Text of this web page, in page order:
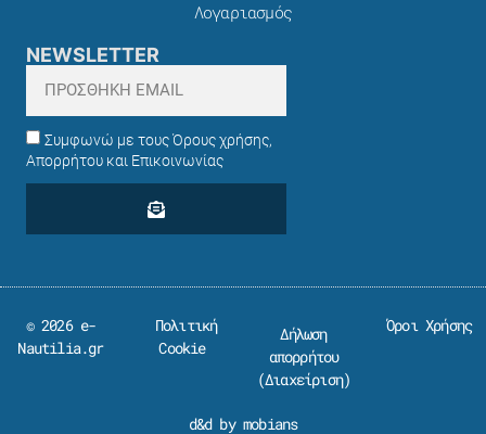
Λογαριασμός
NEWSLETTER
Συμφωνώ με τους Όρους χρήσης,
Απορρήτου και Επικοινωνίας
© 2026 e-
Nautilia.gr
Πολιτική
Cookie
Δήλωση
απορρήτου
(Διαχείριση)
Όροι Χρήσης
d&d by mobians